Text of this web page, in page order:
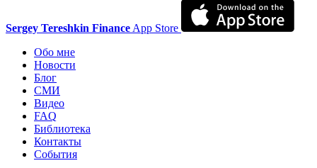
Sergey Tereshkin FinanceApp Store
Обо мне
Новости
Блог
СМИ
Видео
FAQ
Библиотека
Контакты
События